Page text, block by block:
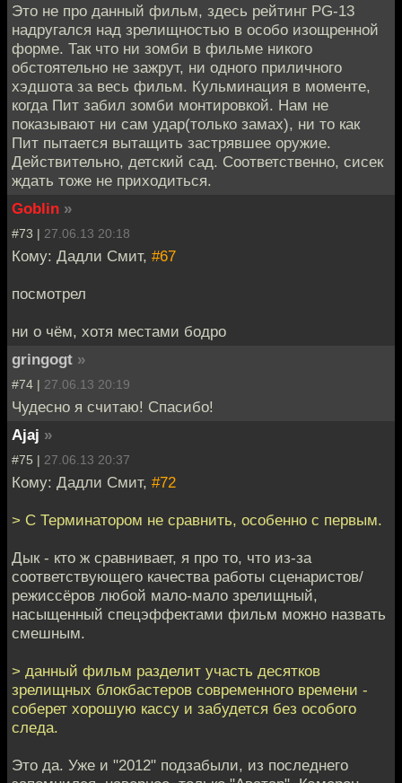
Это не про данный фильм, здесь рейтинг PG-13
надругался над зрелищностью в особо изощренной
форме. Так что ни зомби в фильме никого
обстоятельно не зажрут, ни одного приличного
хэдшота за весь фильм. Кульминация в моменте,
когда Пит забил зомби монтировкой. Нам не
показывают ни сам удар(только замах), ни то как
Пит пытается вытащить застрявшее оружие.
Действительно, детский сад. Соответственно, сисек
ждать тоже не приходиться.
Goblin »
#73 | 27.06.13 20:18
Кому: Дадли Смит, #67
посмотрел
ни о чём, хотя местами бодро
gringogt »
#74 | 27.06.13 20:19
Чудесно я считаю! Спасибо!
Ajaj »
#75 | 27.06.13 20:37
Кому: Дадли Смит, #72
> С Терминатором не сравнить, особенно с первым.
Дык - кто ж сравнивает, я про то, что из-за
соответствующего качества работы сценаристов/
режиссёров любой мало-мало зрелищный,
насыщенный спецэффектами фильм можно назвать
смешным.
> данный фильм разделит участь десятков
зрелищных блокбастеров современного времени -
соберет хорошую кассу и забудется без особого
следа.
Это да. Уже и "2012" подзабыли, из последнего